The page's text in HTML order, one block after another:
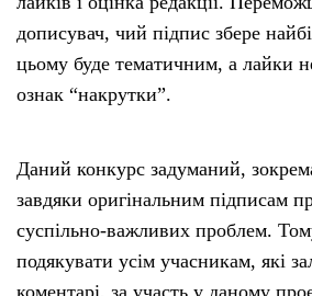
дописувач, чий підпис збере
цьому буде тематичним, а лайки
ознак “накрутки”.
Даний конкурс задуманий,
завдяки оригінальним підписам
суспільно-важливих проблем.
подякувати усім учасникам, які